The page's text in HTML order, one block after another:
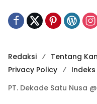
Redaksi Tentang
Privacy Policy
PT. Dekade Satu Nusa